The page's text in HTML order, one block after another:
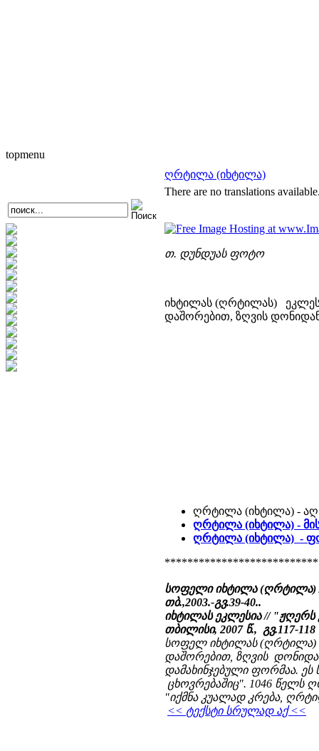
topmenu
ღრტილა (იხტილა)
There are no translations
თ. დუნდუას ფოტო
იხტილას (ღრტილას)
დაშორებით, ზღვის დონიდან
ღრტილა (იხტილა) -
ღრტილა (იხტილა) - მის
ღრტილა (იხტილა) -
სოფელი იხტილა (ღრტილა) //
თბ.,2003.-გვ.39-40..
იხტილას ეკლესია // "ჟღერს
თბილისი, 2007 წ., გვ.117-118
სოფელ იხტილას (ღრტილა)
დაშორებით, ზღვის
დამახინჯებული ფორმაა.
ცხოვრებაშიც". 1046 წელს
"იქმნა კუალად კრება,
<< ტექსტი სრულად აქ <<